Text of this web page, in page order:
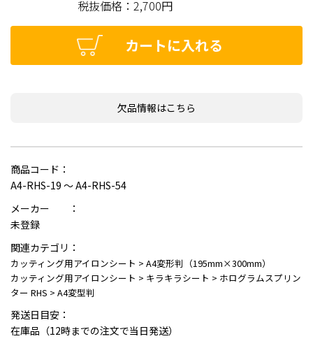
税抜価格：2,700円
カートに入れる
欠品情報はこちら
商品コード：
A4-RHS-19 ～ A4-RHS-54
メーカー ：
未登録
関連カテゴリ：
カッティング用アイロンシート > A4変形判（195mm×300mm）
カッティング用アイロンシート > キラキラシート > ホログラムスプリン
ター RHS > A4変型判
発送日目安：
在庫品（12時までの注文で当日発送）